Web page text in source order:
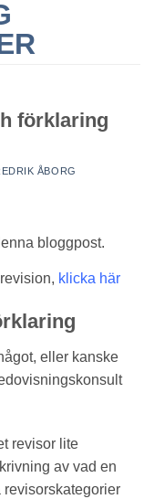
förklaring
ÅBORG
bloggpost.
klicka här
eller kanske
revisor lite
av vad en
revisorskategorier